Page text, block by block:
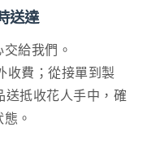
送達
給我們。
收費；從接單到製
送抵收花人手中，確
。